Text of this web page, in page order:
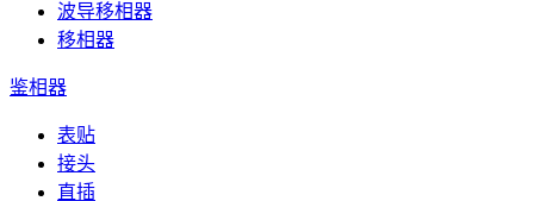
波导移相器
移相器
鉴相器
表贴
接头
直插